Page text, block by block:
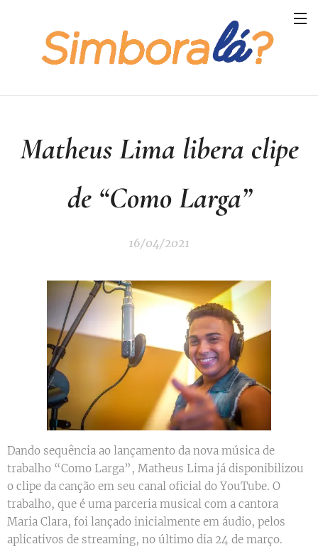
Matheus Lima libera clipe
de “Como Larga”
16/04/2021
Dando sequência ao lançamento da nova música de
trabalho “Como Larga”, Matheus Lima já disponibilizou
o clipe da canção em seu canal oficial do YouTube. O
trabalho, que é uma parceria musical com a cantora
Maria Clara, foi lançado inicialmente em áudio, pelos
aplicativos de streaming, no último dia 24 de março.